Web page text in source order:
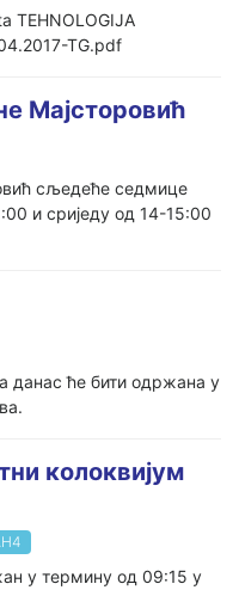
TEHNOLOGIJA
TG.pdf
Мајсторовић
сљедеће седмице
и сриједу од 14-15:00
данас ће бити одржана у
колоквијум
у термину од 09:15 у